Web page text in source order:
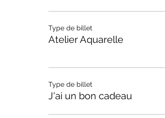
Type de billet
Atelier Aquarelle
Type de billet
J'ai un bon cadeau